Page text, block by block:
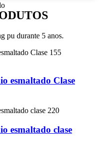
pu durante 5 anos.
esmaltado Clase
esmaltado clase